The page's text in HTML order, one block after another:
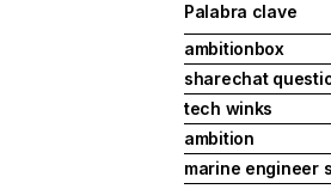
Palabra clave
ambitionbox
sharechat
tech winks
ambition
marine engineer